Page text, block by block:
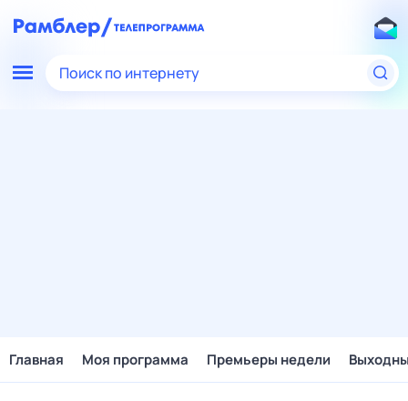
Поиск по интернету
Главная Моя программа Премьеры недели